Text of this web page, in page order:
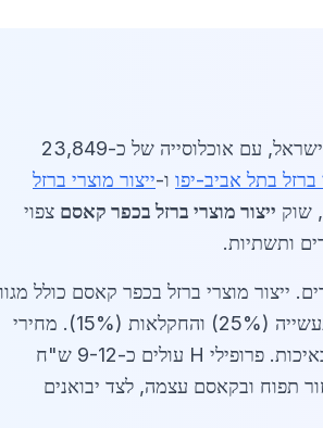
מעודכן לאפריל 2026. ייצור מוצרי ברזל בכפר קאסם מהווה מרכיב מרכזי בכלכלה המקומית באזור המרכז של ישראל, עם אוכלוסייה של כ-23,849
ברזל בתל אביב-יפו ו-ייצור מוצרי ברזל
ייצור מוצרי ברזל בכפר קאסם צפוי
ייצור מוצרי ברזל בכפר קאסם כולל
רחב: פרופילי ברזל, צינורות, לוחות, גדרות ומבנים מורכבים. הביקוש העיקרי מגיע מתחומי הבנייה (60%), התעשייה (25%) והחקלאות (15%). מחירי
חומרי הגלם עלו ב-8% בשנה האחרונה, כאשר מחיר קילו ברזל גולמי עומד על 4.5-6 ש"ח לק"ג, תלוי בסוג ובאיכות. פרופילי H עולים כ-9-12 ש"ח
אלה שבאזור תפוח ובקאסם עצמה, לצד יבואנים